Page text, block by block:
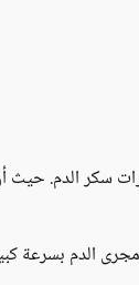
سكر الدم. حيث
الدم بسرعة